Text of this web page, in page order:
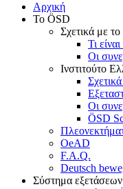
Αρχική
Το ÖSD
Σχετικά με
Τι
Οι
Ινστιτούτο
Οι
ÖSD
OeAD
F.A.Q.
Deutsch
Σύστημα